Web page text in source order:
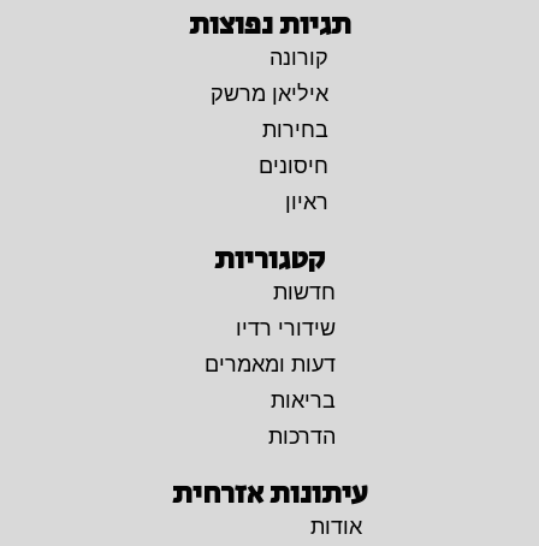
תגיות נפוצות
קורונה
איליאן מרשק
בחירות
חיסונים
ראיון
קטגוריות
חדשות
שידורי רדיו
דעות ומאמרים
בריאות
הדרכות
עיתונות אזרחית
אודות